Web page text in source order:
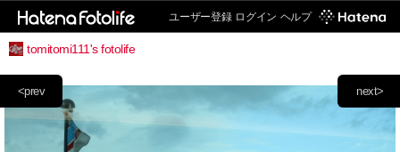
ユーザー登録 ログイン ヘルプ
tomitomi111's fotolife
next>
<prev